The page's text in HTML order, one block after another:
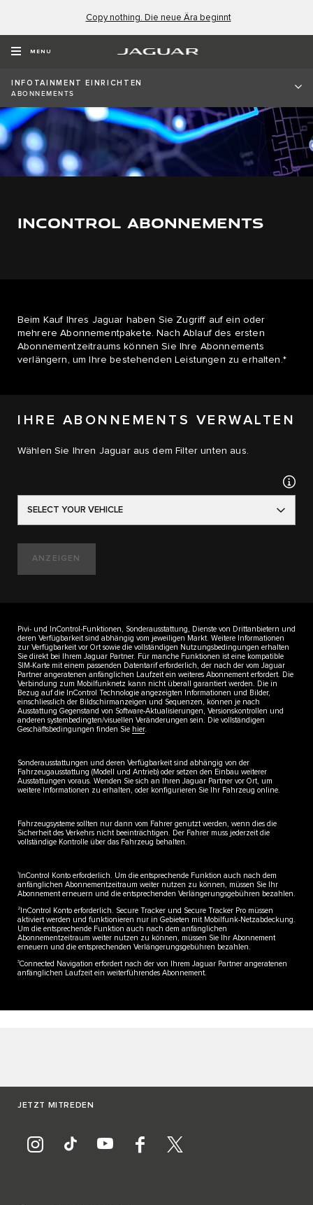
Copy nothing. Die neue Ära beginnt
MENU
INFOTAINMENT EINRICHTEN
ABONNEMENTS
INCONTROL ABONNEMENTS
Beim Kauf Ihres Jaguar haben Sie Zugriff auf ein oder
mehrere Abonnementpakete. Nach Ablauf des ersten
Abonnementzeitraums können Sie Ihre Abonnements
verlängern, um Ihre bestehenden Leistungen zu erhalten.*
IHRE ABONNEMENTS VERWALTEN
Wählen Sie Ihren Jaguar aus dem Filter unten aus.
SELECT YOUR VEHICLE
ANZEIGEN
Pivi- und InControl-Funktionen, Sonderausstattung, Dienste von Drittanbietern und
deren Verfügbarkeit sind abhängig vom jeweiligen Markt. Weitere Informationen
zur Verfügbarkeit vor Ort sowie die vollständigen Nutzungsbedingungen erhalten
Sie direkt bei Ihrem Jaguar Partner. Für manche Funktionen ist eine kompatible
SIM-Karte mit einem passenden Datentarif erforderlich, der nach der vom Jaguar
Partner angeratenen anfänglichen Laufzeit ein weiteres Abonnement erfordert. Die
Verbindung zum Mobilfunknetz kann nicht überall garantiert werden. Die in
Bezug auf die InControl Technologie angezeigten Informationen und Bilder,
einschliesslich der Bildschirmanzeigen und Sequenzen, können je nach
Ausstattung Gegenstand von Software-Aktualisierungen, Versionskontrollen und
anderen systembedingten/visuellen Veränderungen sein. Die vollständigen
Geschäftsbedingungen finden Sie hier.
Sonderausstattungen und deren Verfügbarkeit sind abhängig von der
Fahrzeugausstattung (Modell und Antrieb) oder setzen den Einbau weiterer
Ausstattungen voraus. Wenden Sie sich an Ihren Jaguar Partner vor Ort, um
weitere Informationen zu erhalten, oder konfigurieren Sie Ihr Fahrzeug online.
Fahrzeugsysteme sollten nur dann vom Fahrer genutzt werden, wenn dies die
Sicherheit des Verkehrs nicht beeinträchtigen. Der Fahrer muss jederzeit die
vollständige Kontrolle über das Fahrzeug behalten.
1
InControl Konto erforderlich. Um die entsprechende Funktion auch nach dem
anfänglichen Abonnementzeitraum weiter nutzen zu können, müssen Sie Ihr
Abonnement erneuern und die entsprechenden Verlängerungsgebühren bezahlen.
2
InControl Konto erforderlich. Secure Tracker und Secure Tracker Pro müssen
aktiviert werden und funktionieren nur in Gebieten mit Mobilfunk-Netzabdeckung.
Um die entsprechende Funktion auch nach dem anfänglichen
Abonnementzeitraum weiter nutzen zu können, müssen Sie Ihr Abonnement
erneuern und die entsprechenden Verlängerungsgebühren bezahlen.
3Connected Navigation erfordert nach der von Ihrem Jaguar Partner angeratenen
anfänglichen Laufzeit ein weiterführendes Abonnement.
JETZT MITREDEN